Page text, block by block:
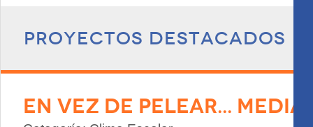
Proyectos destacados
EN VEZ DE PELEAR...